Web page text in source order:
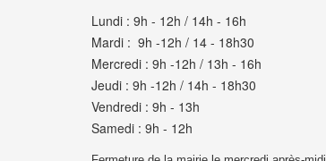
Lundi : 9h - 12h / 14h - 16h
Mardi : 9h -12h / 14 - 18h30
Mercredi : 9h -12h / 13h - 16h
Jeudi : 9h -12h / 14h - 18h30
Vendredi : 9h - 13h
Samedi : 9h - 12h